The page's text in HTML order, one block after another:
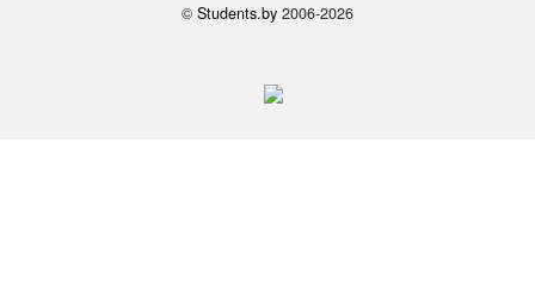
© Students.by 2006-2026